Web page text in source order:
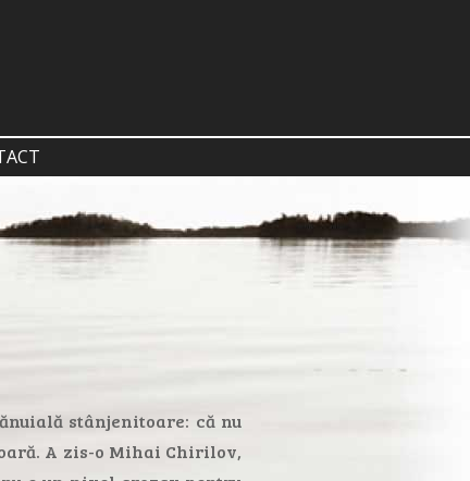
stânjenitoare: că nu
A zis-o Mihai Chirilov,